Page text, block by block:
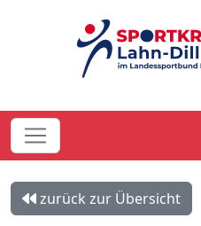
zurück zur Übersicht